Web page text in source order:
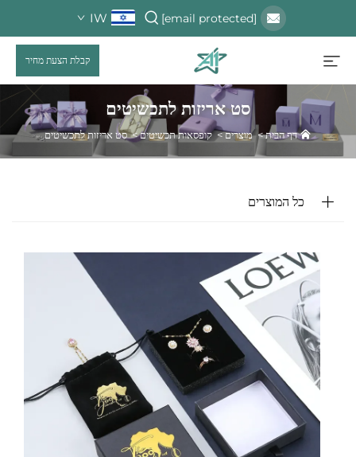
[email protected]
IW
קבלת הצעת מחיר
סט אריזות לתכשיטים
דף הבית>מוצרים>קופסאות תכשיטים>סט אריזות לתכשיטים
כל המוצרים